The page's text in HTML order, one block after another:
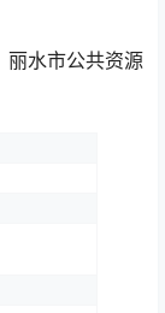
丽水市公共资源